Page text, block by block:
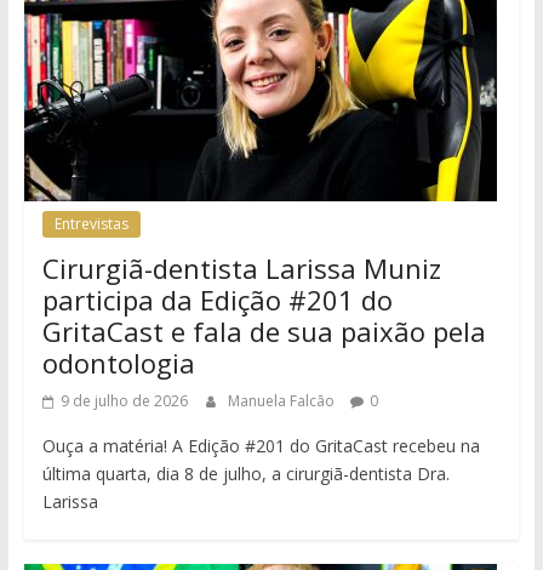
Entrevistas
Cirurgiã-dentista Larissa Muniz
participa da Edição #201 do
GritaCast e fala de sua paixão pela
odontologia
9 de julho de 2026 Manuela Falcão 0
Ouça a matéria! A Edição #201 do GritaCast recebeu na
última quarta, dia 8 de julho, a cirurgiã-dentista Dra.
Larissa